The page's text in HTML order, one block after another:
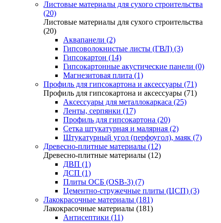
Листовые материалы для сухого строительства
(20)
Листовые материалы для сухого строительства
(20)
Аквапанели (2)
Гипсоволокнистые листы (ГВЛ) (3)
Гипсокартон (14)
Гипсокартонные акустические панели (0)
Магнезитовая плита (1)
Профиль для гипсокартона и аксессуары (71)
Профиль для гипсокартона и аксессуары (71)
Аксессуары для металлокаркаса (25)
Ленты, серпянки (17)
Профиль для гипсокартона (20)
Сетка штукатурная и малярная (2)
Штукатурный угол (перфоугол), маяк (7)
Древесно-плитные материалы (12)
Древесно-плитные материалы (12)
ДВП (1)
ДСП (1)
Плиты ОСБ (OSB-3) (7)
Цементно-стружечные плиты (ЦСП) (3)
Лакокрасочные материалы (181)
Лакокрасочные материалы (181)
Антисептики (11)